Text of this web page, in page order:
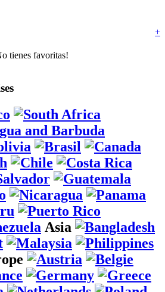
+
tienes favoritas!
Asia